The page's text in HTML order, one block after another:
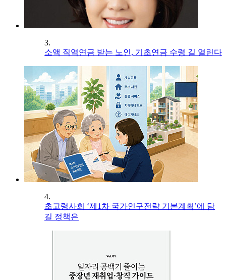
3.
소액 직역연금 받는 노인, 기초연금 수령 길 열린다
4.
초고령사회 ‘제1차 국가인구전략 기본계획’에 담
길 정책은